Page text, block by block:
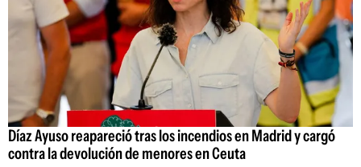
Díaz Ayuso reapareció tras los incendios en Madrid y cargó
contra la devolución de menores en Ceuta